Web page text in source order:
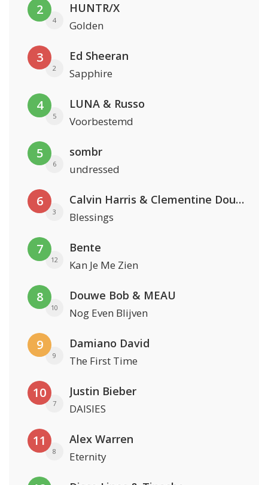
2
4
HUNTR/X
Golden
3
2
Ed Sheeran
Sapphire
4
5
LUNA & Russo
Voorbestemd
5
6
sombr
undressed
6
3
Calvin Harris & Clementine Douglas
Blessings
7
12
Bente
Kan Je Me Zien
8
10
Douwe Bob & MEAU
Nog Even Blijven
9
9
Damiano David
The First Time
10
7
Justin Bieber
DAISIES
11
8
Alex Warren
Eternity